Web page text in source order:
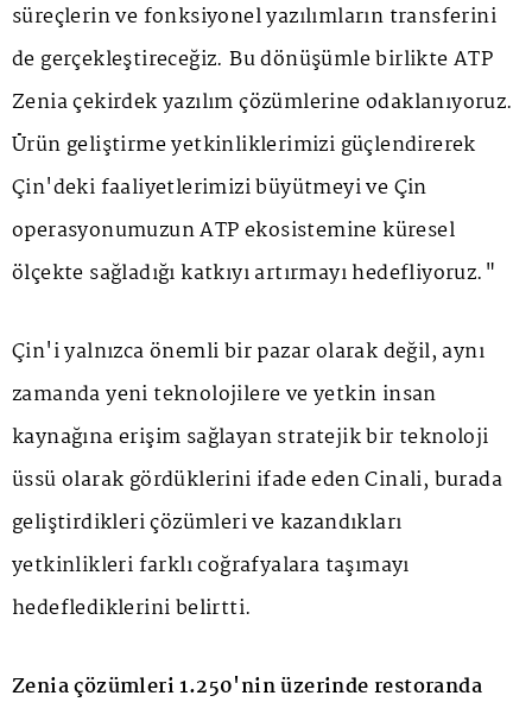
süreçlerin ve fonksiyonel yazılımların transferini
de gerçekleştireceğiz. Bu dönüşümle birlikte ATP
Zenia çekirdek yazılım çözümlerine odaklanıyoruz.
Ürün geliştirme yetkinliklerimizi güçlendirerek
Çin'deki faaliyetlerimizi büyütmeyi ve Çin
operasyonumuzun ATP ekosistemine küresel
ölçekte sağladığı katkıyı artırmayı hedefliyoruz."
Çin'i yalnızca önemli bir pazar olarak değil, aynı
zamanda yeni teknolojilere ve yetkin insan
kaynağına erişim sağlayan stratejik bir teknoloji
üssü olarak gördüklerini ifade eden Cinali, burada
geliştirdikleri çözümleri ve kazandıkları
yetkinlikleri farklı coğrafyalara taşımayı
hedeflediklerini belirtti.
Zenia çözümleri 1.250'nin üzerinde restoranda